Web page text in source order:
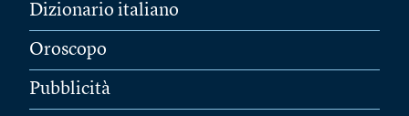
Dizionario italiano
Oroscopo
Pubblicità